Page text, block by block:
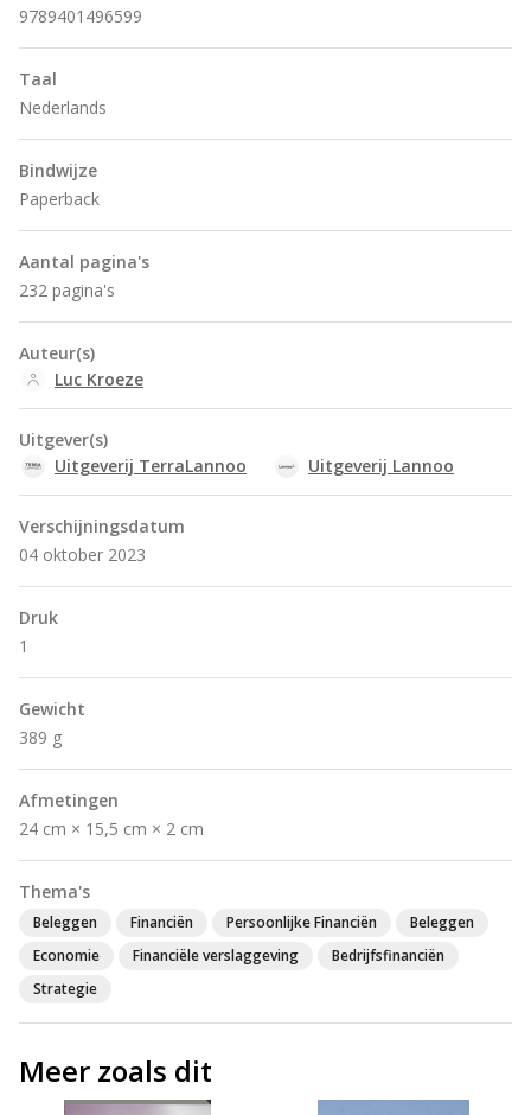
9789401496599
Taal
Nederlands
Bindwijze
Paperback
Aantal pagina's
232 pagina's
Auteur(s)
Luc Kroeze
Uitgever(s)
Uitgeverij TerraLannoo
Uitgeverij Lannoo
Verschijningsdatum
04 oktober 2023
Druk
1
Gewicht
389 g
Afmetingen
24 cm × 15,5 cm × 2 cm
Thema's
Beleggen Financiën Persoonlijke Financiën
Beleggen
Economie
Financiële verslaggeving
Bedrijfsfinanciën
Strategie
Meer zoals dit